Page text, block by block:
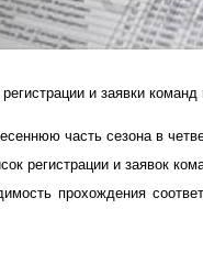
и заявки
часть сезона в
регистрации и заявок
прохождения